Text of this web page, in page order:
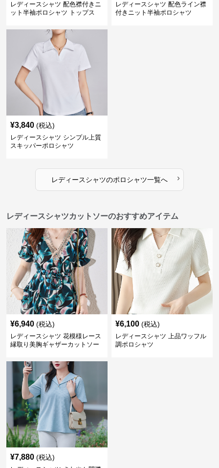
レディースシャツ 配色襟付きニ
ット半袖ポロシャツ トップス
レディースシャツ 配色ライン襟
付きニット半袖ポロシャツ
¥3,840 (税込)
レディースシャツ シンプル上質
スキッパーポロシャツ
レディースシャツのポロシャツ一覧へ ›
レディースシャツカットソーのおすすめアイテム
¥6,940 (税込)
レディースシャツ 花模様レース
縁取り美胸ギャザーカットソー
¥6,100 (税込)
レディースシャツ 上品ワッフル
調ポロシャツ
¥7,880 (税込)